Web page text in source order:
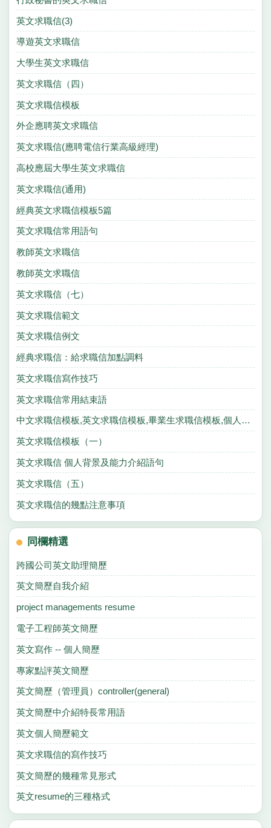
英文求職信(3)
導遊英文求職信
大學生英文求職信
英文求職信（四）
英文求職信模板
外企應聘英文求職信
英文求職信(應聘電信行業高級經理)
高校應屆大學生英文求職信
英文求職信(通用)
經典英文求職信模板5篇
英文求職信常用語句
教師英文求職信
教師英文求職信
英文求職信（七）
英文求職信範文
英文求職信例文
經典求職信：給求職信加點調料
英文求職信寫作技巧
英文求職信常用結束語
中文求職信模板,英文求職信模板,畢業生求職信模板,個人求職信模板
英文求職信模板（一）
英文求職信 個人背景及能力介紹語句
英文求職信（五）
英文求職信的幾點注意事項
同欄精選
跨國公司英文助理簡歷
英文簡歷自我介紹
project managements resume
電子工程師英文簡歷
英文寫作 -- 個人簡歷
專家點評英文簡歷
英文簡歷（管理員）controller(general)
英文簡歷中介紹特長常用語
英文個人簡歷範文
英文求職信的寫作技巧
英文簡歷的幾種常見形式
英文resume的三種格式